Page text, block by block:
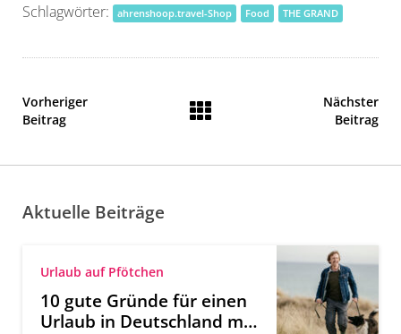
Schlagwörter: ahrenshoop.travel-Shop Food THE GRAND
Vorheriger
Beitrag
Nächster
Beitrag
Aktuelle Beiträge
Urlaub auf Pfötchen
10 gute Gründe für einen
Urlaub in Deutschland mit